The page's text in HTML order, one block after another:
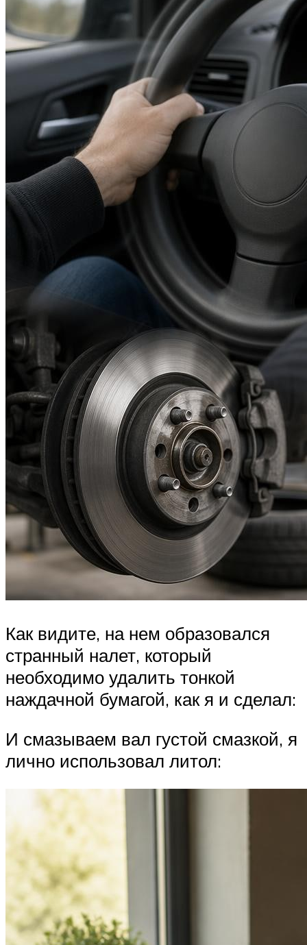
Как видите, на нем образовался
странный налет, который
необходимо удалить тонкой
наждачной бумагой, как я и сделал:
И смазываем вал густой смазкой, я
лично использовал литол: